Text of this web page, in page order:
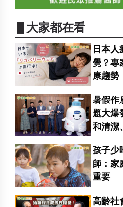
▋大家都在看
日本人
覺？專
康趨勢
暑假作
題大爆
和清潔
孩子少
師：家
重要
高齡社